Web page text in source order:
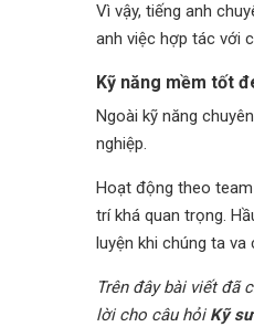
Vì vậy, tiếng anh
anh việc hợp tác với
Kỹ năng mềm tốt
Ngoài kỹ năng
nghiệp.
Hoạt động theo
trí khá quan trọng.
luyện khi chúng ta va
Trên đây bài viết đã
lời cho câu hỏi Kỹ